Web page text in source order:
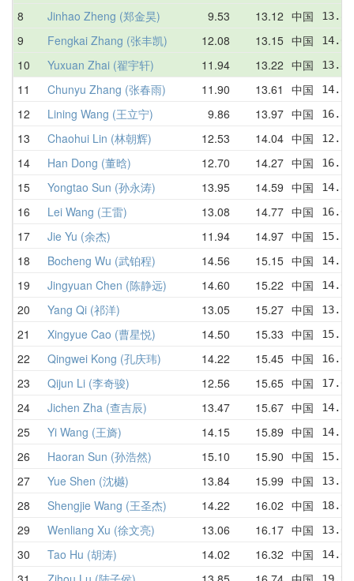
8 Jinhao Zheng (郑金昊) 9.53 13.12 中国
9 Fengkai Zhang (张丰凯) 12.08 13.15 中国
10 Yuxuan Zhai (翟宇轩) 11.94 13.22 中国
11 Chunyu Zhang (张春雨) 11.90 13.61 中国
12 Lining Wang (王立宁) 9.86 13.97 中国
13 Chaohui Lin (林朝辉) 12.53 14.04 中国
14 Han Dong (董晗) 12.70 14.27 中国
15 Yongtao Sun (孙永涛) 13.95 14.59 中国
16 Lei Wang (王雷) 13.08 14.77 中国
17 Jie Yu (余杰) 11.94 14.97 中国
18 Bocheng Wu (武铂程) 14.56 15.15 中国
19 Jingyuan Chen (陈静远) 14.60 15.22 中国
20 Yang Qi (祁洋) 13.05 15.27 中国
21 Xingyue Cao (曹星悦) 14.50 15.33 中国
22 Qingwei Kong (孔庆玮) 14.22 15.45 中国
23 Qijun Li (李奇骏) 12.56 15.65 中国
24 Jichen Zha (查吉辰) 13.47 15.67 中国
25 Yi Wang (王旖) 14.15 15.89 中国
26 Haoran Sun (孙浩然) 15.10 15.90 中国
27 Yue Shen (沈樾) 13.84 15.99 中国
28 Shengjie Wang (王圣杰) 14.22 16.02 中国
29 Wenliang Xu (徐文亮) 13.06 16.17 中国
30 Tao Hu (胡涛) 14.02 16.32 中国